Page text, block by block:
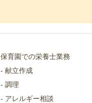
保育園での栄養士業務
- 献立作成
- 調理
- アレルギー相談